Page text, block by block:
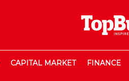
CAPITAL MARKET FINANCE